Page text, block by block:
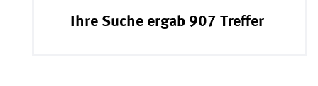
Ihre Suche ergab 907 Treffer